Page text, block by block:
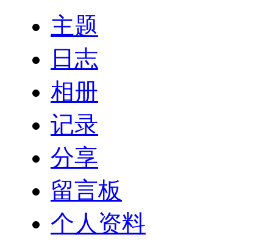
主题
日志
相册
记录
分享
留言板
个人资料